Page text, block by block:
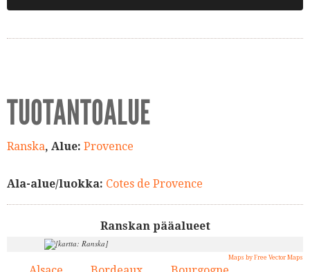
TUOTANTOALUE
Ranska, Alue: Provence
Ala-alue/luokka: Cotes de Provence
Ranskan pääalueet
Maps by Free Vector Maps